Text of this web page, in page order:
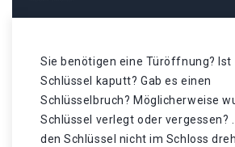
Sie benötigen eine Türöffnung? Ist
Schlüssel kaputt? Gab es einen
Schlüsselbruch? Möglicherweise
Schlüssel verlegt oder vergessen?
den Schlüssel nicht im Schloss